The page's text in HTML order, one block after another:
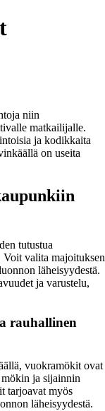
niin
matkailijalle.
ja kodikkaita
on useita
tutustua
valita majoituksen
läheisyydestä.
ja varustelu,
rauhallinen
vuokramökit ovat
ja sijainnin
tarjoavat myös
läheisyydestä.